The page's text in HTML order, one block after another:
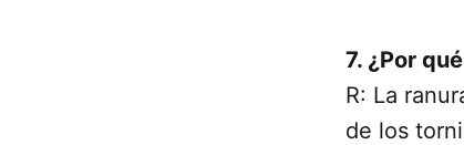
7. ¿Por
R: La
de los